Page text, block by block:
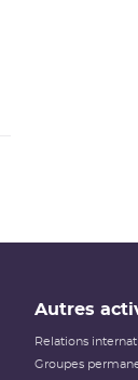
Autres
Relations
Groupes